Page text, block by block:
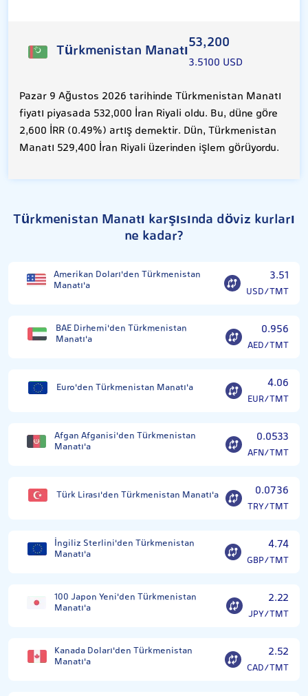
Türkmenistan Manatı53,200
3.5100 USD
Pazar 9 Ağustos 2026 tarihinde Türkmenistan Manatı
fiyatı piyasada 532,000 İran Riyali oldu. Bu, düne göre
2,600 İRR (0.49%) artış demektir. Dün, Türkmenistan
Manatı 529,400 İran Riyali üzerinden işlem görüyordu.
Türkmenistan Manatı karşısında döviz kurları
ne kadar?
Amerikan Doları'den Türkmenistan
Manatı'a
3.51
USD/TMT
BAE Dirhemi'den Türkmenistan
Manatı'a
0.956
AED/TMT
Euro'den Türkmenistan Manatı'a 4.06
EUR/TMT
Afgan Afganisi'den Türkmenistan
Manatı'a
0.0533
AFN/TMT
Türk Lirası'den Türkmenistan Manatı'a 0.0736
TRY/TMT
İngiliz Sterlini'den Türkmenistan
Manatı'a
4.74
GBP/TMT
100 Japon Yeni'den Türkmenistan
Manatı'a
2.22
JPY/TMT
Kanada Doları'den Türkmenistan
Manatı'a
2.52
CAD/TMT